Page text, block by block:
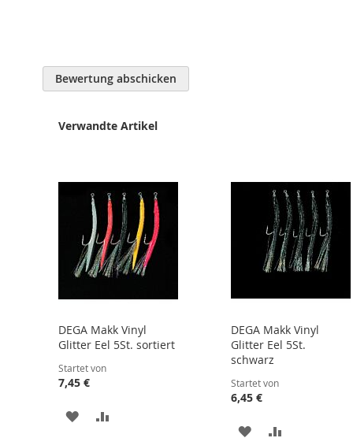
Bewertung abschicken
Verwandte Artikel
DEGA Makk Vinyl
Glitter Eel 5St. sortiert
Startet von
7,45 €
ZUR
DEGA Makk Vinyl
Glitter Eel 5St.
schwarz
Startet von
6,45 €
ZUR